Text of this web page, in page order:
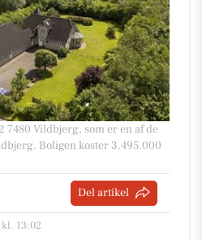
7480 Vildbjerg, som er en af de
Boligen koster 3.495.000
Del artikel
kl. 13:02